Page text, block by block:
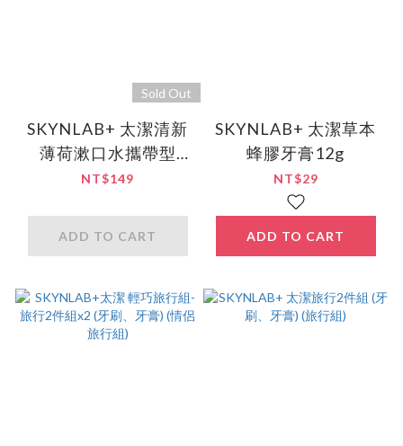
Sold Out
SKYNLAB+ 太潔清新
薄荷漱口水攜帶型
15ml(新包裝)-6入組
NT$149
ADD TO CART
SKYNLAB+ 太潔草本
蜂膠牙膏12g
NT$29
ADD TO CART